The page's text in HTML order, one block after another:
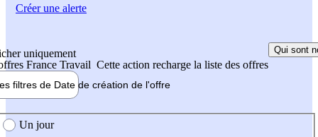
uniquement
France Travail Cette action recharge la liste des offres
Qui sont
filtres de Date de création de l'offre
création de l'offre
Un jour
Créer une alerte